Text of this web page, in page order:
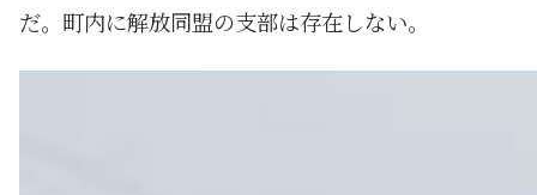
だ。町内に解放同盟の支部は存在しない。